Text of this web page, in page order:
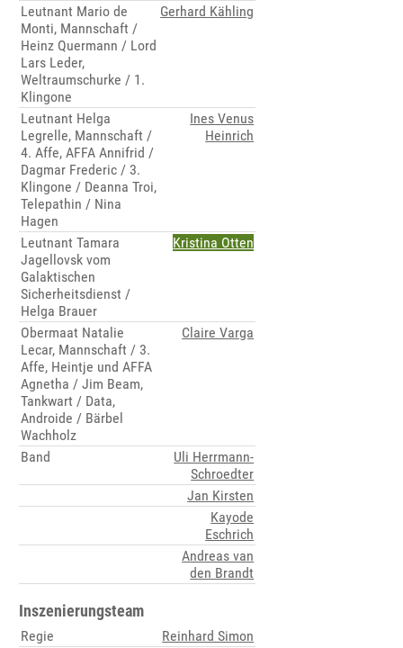
Leutnant Mario de
Monti, Mannschaft /
Heinz Quermann / Lord
Lars Leder,
Weltraumschurke / 1.
Klingone
Gerhard Kähling
Leutnant Helga
Legrelle, Mannschaft /
4. Affe, AFFA Annifrid /
Dagmar Frederic / 3.
Klingone / Deanna Troi,
Telepathin / Nina
Hagen
Ines Venus
Heinrich
Leutnant Tamara
Jagellovsk vom
Galaktischen
Sicherheitsdienst /
Helga Brauer
Kristina Otten
Obermaat Natalie
Lecar, Mannschaft / 3.
Affe, Heintje und AFFA
Agnetha / Jim Beam,
Tankwart / Data,
Androide / Bärbel
Wachholz
Claire Varga
Band
Uli Herrmann-
Schroedter
Jan Kirsten
Kayode
Eschrich
Andreas van
den Brandt
Inszenierungsteam
Regie
Reinhard Simon